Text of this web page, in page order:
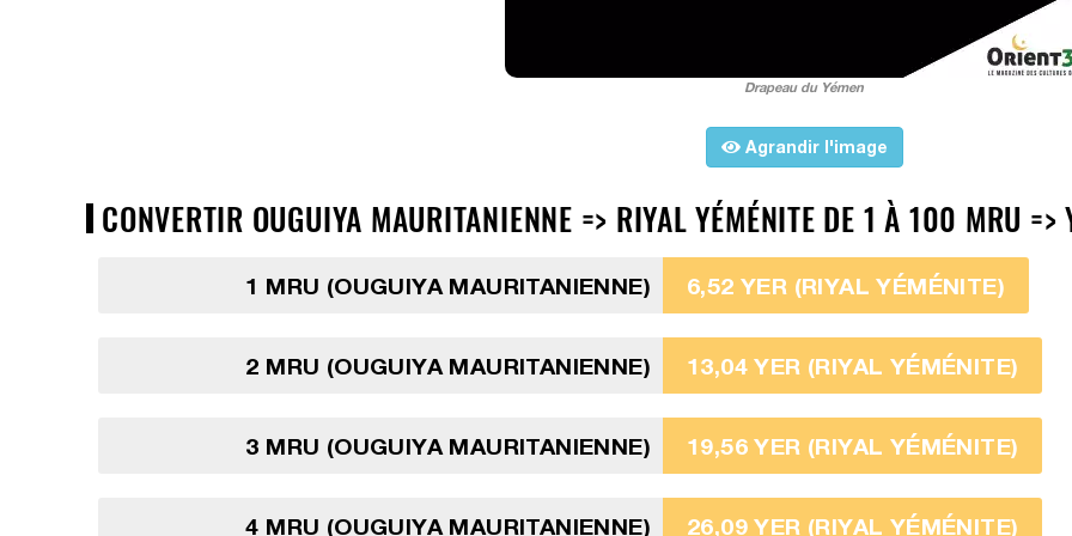
Drapeau du Yémen
Agrandir l'image
CONVERTIR OUGUIYA MAURITANIENNE => RIYAL YÉMÉNITE DE 1 À 100 MRU =>
1 MRU (OUGUIYA MAURITANIENNE) 6,52 YER (RIYAL YÉMÉNITE)
2 MRU (OUGUIYA MAURITANIENNE) 13,04 YER (RIYAL YÉMÉNITE)
3 MRU (OUGUIYA MAURITANIENNE) 19,56 YER (RIYAL YÉMÉNITE)
4 MRU (OUGUIYA MAURITANIENNE) 26,09 YER (RIYAL YÉMÉNITE)